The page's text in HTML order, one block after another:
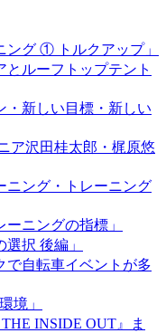
ング ① トルクアップ」
ルーフトップテント
・新しい目標・新しい
ア沢田桂太郎・梶原悠
ニング・トレーニング
ニングの指標」
択 後編」
で自転車イベントが多
境」
INSIDE OUT』ま